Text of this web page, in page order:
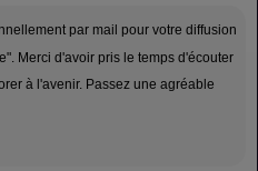
par mail pour votre diffusion
Merci d'avoir pris le temps d'écouter
à l'avenir. Passez une agréable